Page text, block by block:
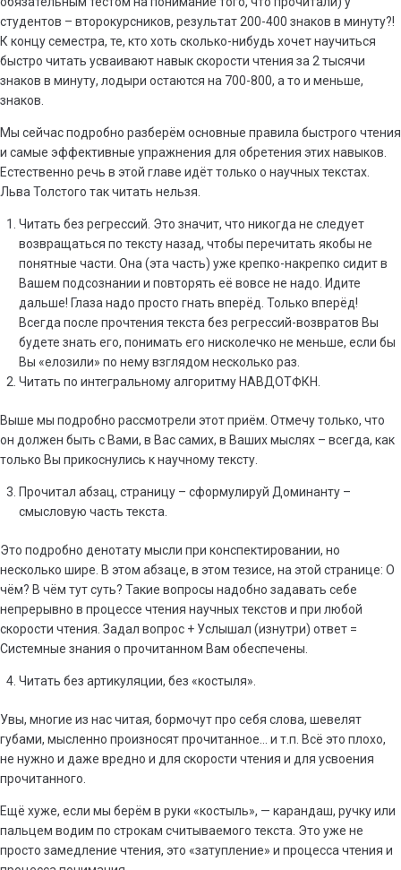
студентов – второкурсников, результат 200-400 знаков в минуту?!
К концу семестра, те, кто хоть сколько-нибудь хочет научиться
быстро читать усваивают навык скорости чтения за 2 тысячи
знаков в минуту, лодыри остаются на 700-800, а то и меньше,
знаков.
Мы сейчас подробно разберём основные правила быстрого чтения
и самые эффективные упражнения для обретения этих навыков.
Естественно речь в этой главе идёт только о научных текстах.
Льва Толстого так читать нельзя.
Читать без регрессий. Это значит, что никогда не следует
возвращаться по тексту назад, чтобы перечитать якобы не
понятные части. Она (эта часть) уже крепко-накрепко сидит в
Вашем подсознании и повторять её вовсе не надо. Идите
дальше! Глаза надо просто гнать вперёд. Только вперёд!
Всегда после прочтения текста без регрессий-возвратов Вы
будете знать его, понимать его нисколечко не меньше, если бы
Вы «елозили» по нему взглядом несколько раз.
Читать по интегральному алгоритму НАВДОТФКН.
Выше мы подробно рассмотрели этот приём. Отмечу только, что
он должен быть с Вами, в Вас самих, в Ваших мыслях – всегда, как
только Вы прикоснулись к научному тексту.
Прочитал абзац, страницу – сформулируй Доминанту –
смысловую часть текста.
Это подробно денотату мысли при конспектировании, но
несколько шире. В этом абзаце, в этом тезисе, на этой странице: О
чём? В чём тут суть? Такие вопросы надобно задавать себе
непрерывно в процессе чтения научных текстов и при любой
скорости чтения. Задал вопрос + Услышал (изнутри) ответ =
Системные знания о прочитанном Вам обеспечены.
Читать без артикуляции, без «костыля».
Увы, многие из нас читая, бормочут про себя слова, шевелят
губами, мысленно произносят прочитанное… и т.п. Всё это плохо,
не нужно и даже вредно и для скорости чтения и для усвоения
прочитанного.
Ещё хуже, если мы берём в руки «костыль», — карандаш, ручку или
пальцем водим по строкам считываемого текста. Это уже не
просто замедление чтения, это «затупление» и процесса чтения и